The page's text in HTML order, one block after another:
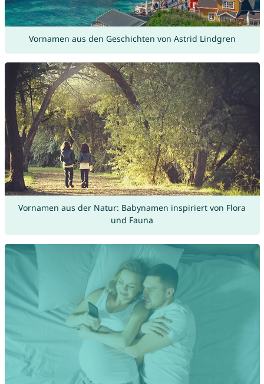
Vornamen aus den Geschichten von Astrid Lindgren
Vornamen aus der Natur: Babynamen inspiriert von Flora
und Fauna